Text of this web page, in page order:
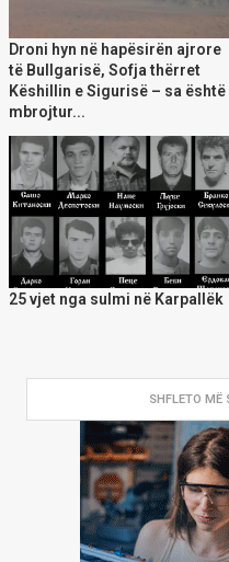
Droni hyn në hapësirën ajrore
të Bullgarisë, Sofja thërret
Këshillin e Sigurisë – sa është
mbrojtur...
25 vjet nga sulmi në Karpallëk
SHFLETO MË